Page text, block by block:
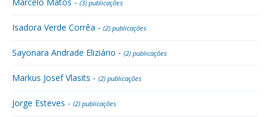
(3) publicações
Isadora Verde Corrêa - (2) publicações
Sayonara Andrade Eliziário - (2) publicações
Markus Josef Vlasits - (2) publicações
Jorge Esteves - (2) publicações